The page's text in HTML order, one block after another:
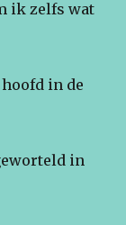
ik zelfs wat
in de
in